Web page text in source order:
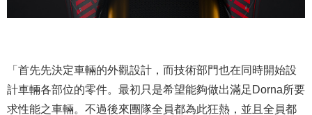
「首先先決定車輛的外觀設計，而技術部門也在同時開始設
計車輛各部位的零件。最初只是希望能夠做出滿足Dorna所要
求性能之車輛。不過後來團隊全員都為此狂熱，並且全員都